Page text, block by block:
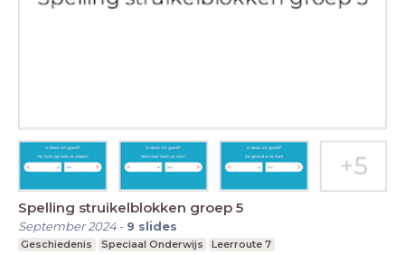
Spelling struikelblokken groep 5
September 2024- 9 slides
Geschiedenis Speciaal Onderwijs Leerroute 7